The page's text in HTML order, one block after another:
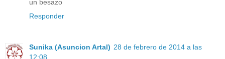
un besazo
Responder
Sunika (Asuncion Artal) 28 de febrero de 2014 a las
12:08